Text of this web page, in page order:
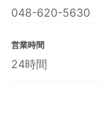
048-620-5630
営業時間
24時間